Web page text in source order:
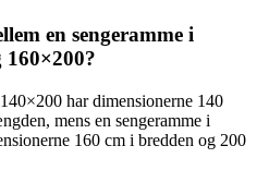
en sengeramme i
160×200?
har dimensionerne 140
mens en sengeramme i
160 cm i bredden og 200